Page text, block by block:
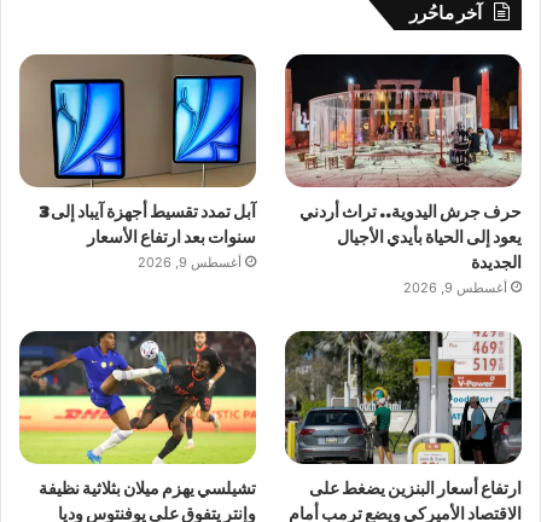
آخر ماحُرر
حرف جرش اليدوية.. تراث أردني
يعود إلى الحياة بأيدي الأجيال
الجديدة
أغسطس 9, 2026
آبل تمدد تقسيط أجهزة آيباد إلى 3
سنوات بعد ارتفاع الأسعار
أغسطس 9, 2026
ارتفاع أسعار البنزين يضغط على
الاقتصاد الأميركي ويضع ترمب أمام
تشيلسي يهزم ميلان بثلاثية نظيفة
وإنتر يتفوق على يوفنتوس وديا